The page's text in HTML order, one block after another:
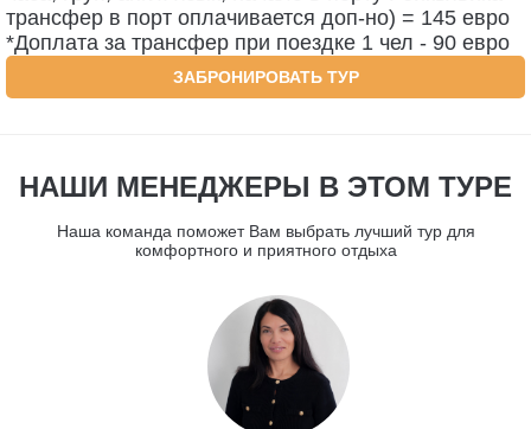
трансфер в порт оплачивается доп-но) = 145 евро
*Доплата за трансфер при поездке 1 чел - 90 евро
ЗАБРОНИРОВАТЬ ТУР
НАШИ МЕНЕДЖЕРЫ В ЭТОМ ТУРЕ
Наша команда поможет Вам выбрать лучший тур для
комфортного и приятного отдыха